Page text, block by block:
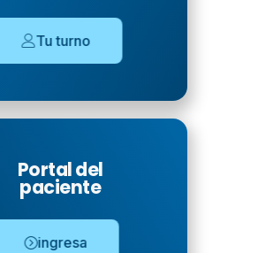
Tu turno
Portal del
paciente
ingresa